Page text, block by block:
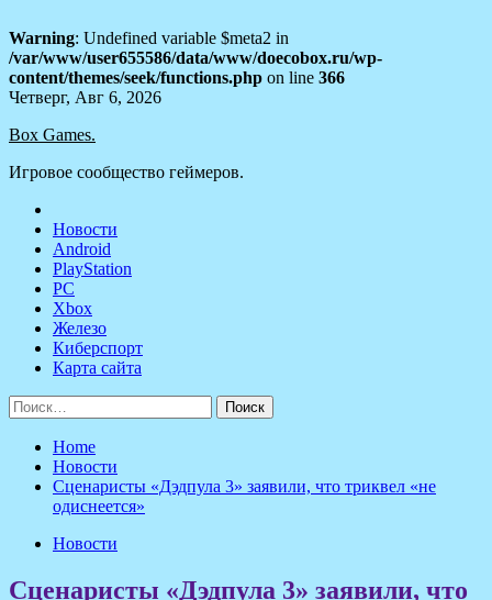
Warning: Undefined variable $meta2 in
/var/www/user655586/data/www/doecobox.ru/wp-
content/themes/seek/functions.php on line 366
Skip
content
Четверг, Авг 6, 2026
Box Games.
Игровое сообщество геймеров.
Новости
Android
PlayStation
PC
Xbox
Железо
Киберспорт
Карта сайта
Найти:
Home
Новости
Сценаристы «Дэдпула 3» заявили, что триквел «не
одиснеется»
Новости
Сценаристы «Дэдпула 3» заявили, что